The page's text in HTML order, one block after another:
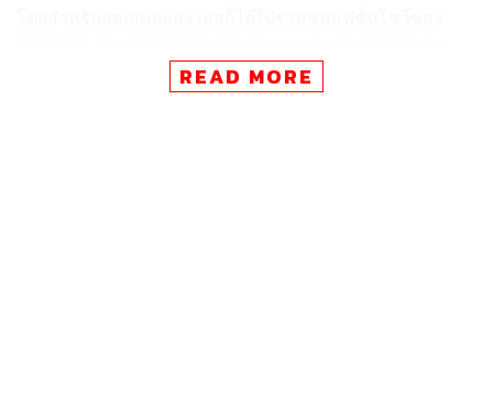
2019 ก่อนที่ในไม่กี่เดือนต่อมาเธอก็ได้ปรากฏในวิดีโอทีเซอร์
ของแบรนด์สำหรับโชว์ CHANEL Cruise 2018/2019
READ MORE